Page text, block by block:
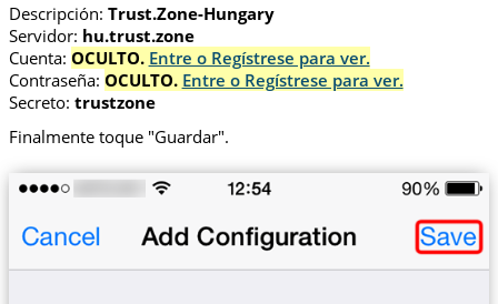
Descripción: Trust.Zone-Hungary
Servidor: hu.trust.zone
Cuenta: OCULTO. Entre o Regístrese para ver.
Contraseña: OCULTO. Entre o Regístrese para ver.
Secreto: trustzone
Finalmente toque "Guardar".